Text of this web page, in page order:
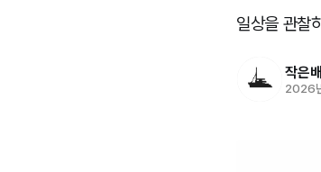
일상을 관찰
작은배
2026